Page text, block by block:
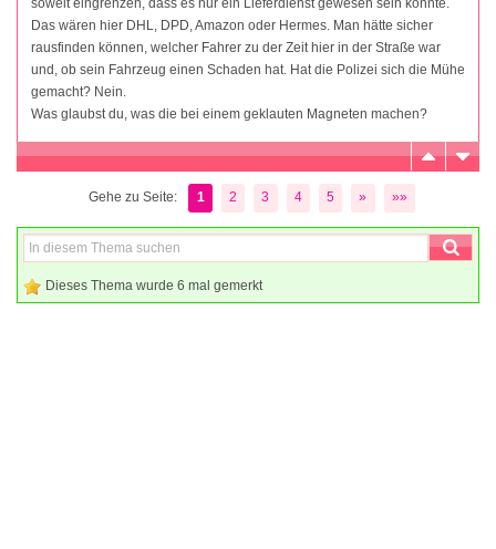
Das wären hier DHL, DPD, Amazon oder Hermes. Man hätte sicher
rausfinden können, welcher Fahrer zu der Zeit hier in der Straße war
und, ob sein Fahrzeug einen Schaden hat. Hat die Polizei sich die Mühe
gemacht? Nein.
Was glaubst du, was die bei einem geklauten Magneten machen?
Gehe zu Seite: 1 2 3 4 5 » »»
Dieses Thema wurde 6 mal gemerkt